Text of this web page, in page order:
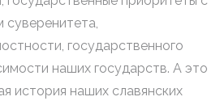
государственного
наших государств. А это
история наших славянских